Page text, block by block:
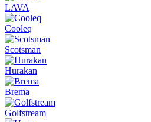
LAVA
Cooleq
Scotsman
Hurakan
Brema
Golfstream